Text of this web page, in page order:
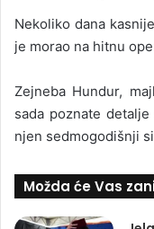
Nekoliko dana
je morao na hitnu
Zejneba Hundur,
sada poznate
njen sedmogodišnji
Možda će Vas